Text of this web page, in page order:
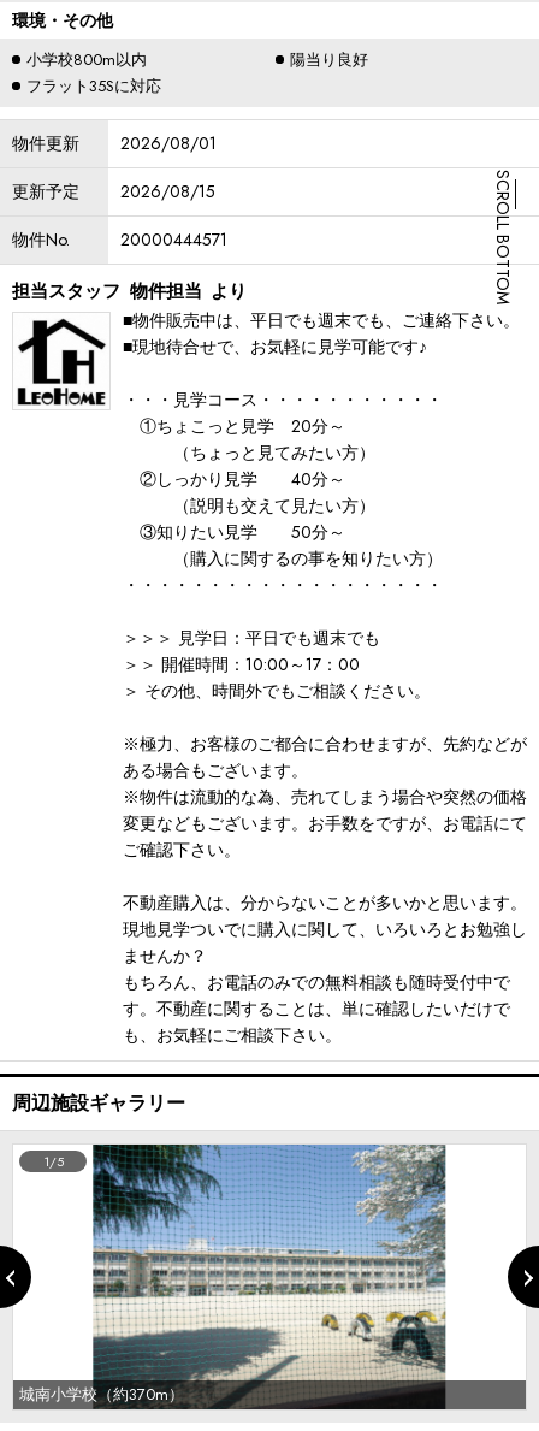
環境・その他
小学校800m以内
陽当り良好
フラット35Sに対応
物件更新
2026/08/01
更新予定
2026/08/15
物件No.
20000444571
担当スタッフ 物件担当 より
■物件販売中は、平日でも週末でも、ご連絡下さい。
■現地待合せで、お気軽に見学可能です♪
・・・見学コース・・・・・・・・・・・
①ちょこっと見学 20分～
（ちょっと見てみたい方）
②しっかり見学 40分～
（説明も交えて見たい方）
③知りたい見学 50分～
（購入に関するの事を知りたい方）
・・・・・・・・・・・・・・・・・・・
＞＞＞ 見学日：平日でも週末でも
＞＞ 開催時間：10:00～17：00
＞ その他、時間外でもご相談ください。
※極力、お客様のご都合に合わせますが、先約などが
ある場合もございます。
※物件は流動的な為、売れてしまう場合や突然の価格
変更などもございます。お手数をですが、お電話にて
ご確認下さい。
不動産購入は、分からないことが多いかと思います。
現地見学ついでに購入に関して、いろいろとお勉強し
ませんか？
もちろん、お電話のみでの無料相談も随時受付中で
す。不動産に関することは、単に確認したいだけで
も、お気軽にご相談下さい。
周辺施設ギャラリー
城南小学校（約370m）
1/5
SCROLL BOTTOM